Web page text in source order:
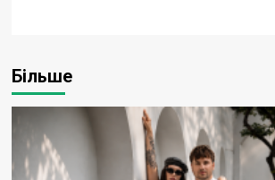
Більше